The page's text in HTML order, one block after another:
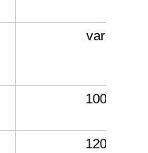
var
100
120